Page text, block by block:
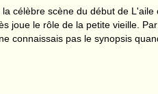
célèbre scène du début de L'aile
joue le rôle de la petite vieille.
connaissais pas le synopsis